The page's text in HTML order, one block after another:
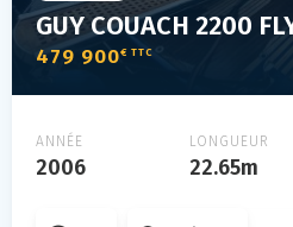
GUY COUACH 2200
479 900€ TTC
ANNÉE
2006
LONGUEUR
22.65m